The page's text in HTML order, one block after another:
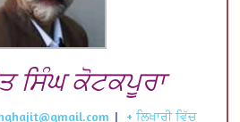
ਸਿੰਘ ਕੋਟਕਪੂਰਾ
|
+ ਲਿਖਾਰੀ ਵਿੱਚ